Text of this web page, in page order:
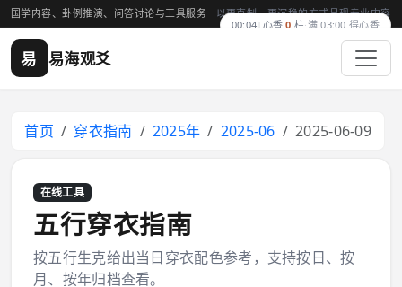
国学内容、卦例推演、问答讨论与工具服务 以更克制、更沉稳的方式呈现专业内容
易 易海观爻
首页 穿衣指南 2025年 2025-06 2025-06-09
在线工具
五行穿衣指南
按五行生克给出当日穿衣配色参考，支持按日、按
月、按年归档查看。
00:04 心香0 柱· 满 03:00 得心香